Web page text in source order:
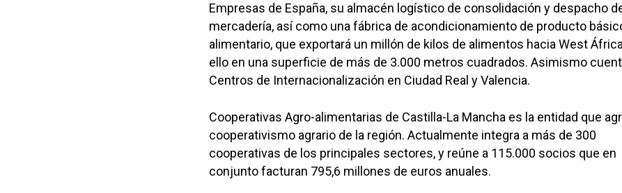
Empresas de España, su almacén logístico de consolidación y despacho
mercadería, así como una fábrica de acondicionamiento de producto
alimentario, que exportará un millón de kilos de alimentos hacia West
ello en una superficie de más de 3.000 metros cuadrados. Asimismo
Centros de Internacionalización en Ciudad Real y Valencia.
Cooperativas Agro-alimentarias de Castilla-La Mancha es la entidad que
cooperativismo agrario de la región. Actualmente integra a más de 300
cooperativas de los principales sectores, y reúne a 115.000 socios que en
conjunto facturan 795,6 millones de euros anuales.